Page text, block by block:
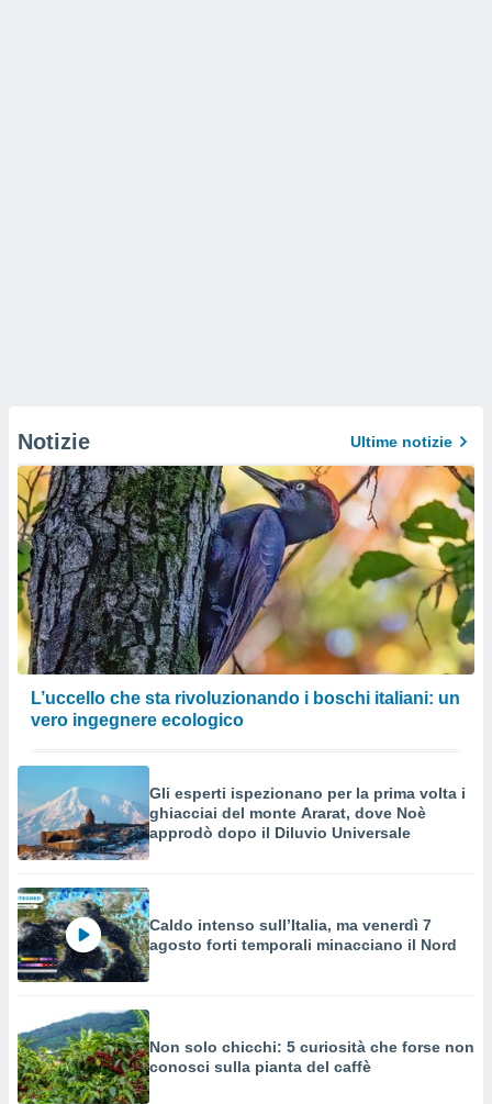
Notizie Ultime notizie
L’uccello che sta rivoluzionando i boschi italiani: un
vero ingegnere ecologico
Gli esperti ispezionano per la prima volta i
ghiacciai del monte Ararat, dove Noè
approdò dopo il Diluvio Universale
Caldo intenso sull’Italia, ma venerdì 7
agosto forti temporali minacciano il Nord
Non solo chicchi: 5 curiosità che forse non
conosci sulla pianta del caffè